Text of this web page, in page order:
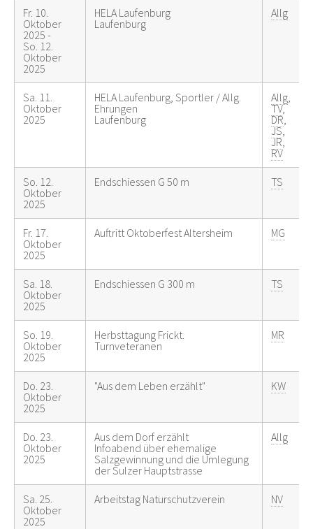
Fr. 10.
Oktober
2025 -
So. 12.
Oktober
2025
HELA Laufenburg
Laufenburg
Allg
Sa. 11.
Oktober
2025
HELA Laufenburg, Sportler / Allg.
Ehrungen
Laufenburg
Allg
TV,
DR
JS,
JR,
RV
So. 12.
Oktober
2025
Endschiessen G 50 m TS
Fr. 17.
Oktober
2025
Auftritt Oktoberfest Altersheim MG
Sa. 18.
Oktober
2025
Endschiessen G 300 m TS
So. 19.
Oktober
2025
Herbsttagung Frickt.
Turnveteranen
MR
Do. 23.
Oktober
2025
"Aus dem Leben erzählt" KW
Do. 23.
Oktober
2025
Aus dem Dorf erzählt
Infoabend über ehemalige
Salzgewinnung und die Umlegung
der Sulzer Hauptstrasse
Allg
Sa. 25.
Oktober
2025
Arbeitstag Naturschutzverein NV